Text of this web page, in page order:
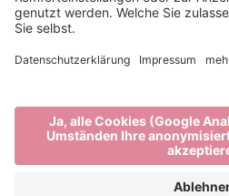
Privacy
Impressum
produced by